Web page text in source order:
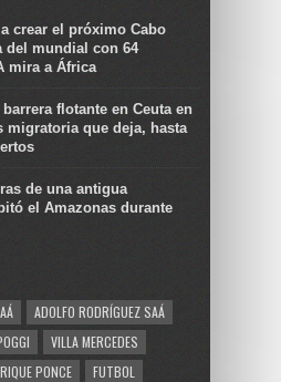
crear el próximo Cabo
del mundial con 64
mira a África
flotante en Ceuta en
migratoria que deja, hasta
de una antigua
el Amazonas durante
ADOLFO RODRÍGUEZ SAÁ
VILLA MERCEDES
PONCE
FUTBOL